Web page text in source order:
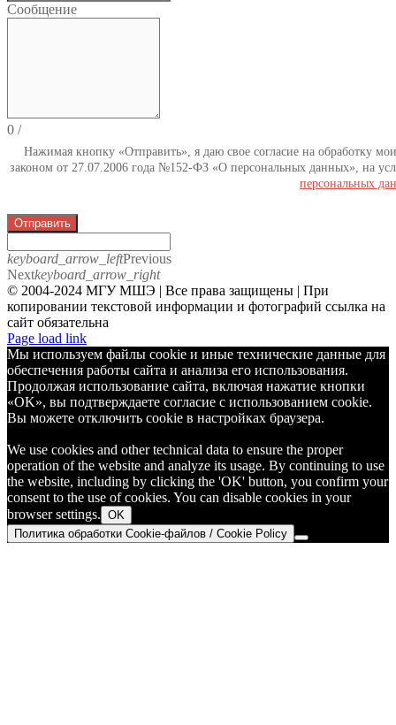
Сообщение
0 /
Нажимая кнопку «Отправить», я даю свое согласие на обработку
законом от 27.07.2006 года №152-ФЗ «О персональных данных», на
персональных
Отправить
keyboard_arrow_leftPrevious
Nextkeyboard_arrow_right
© 2004-2024 МГУ МШЭ | Все права защищены | При
копировании текстовой информации и фотографий ссылка на
сайт обязательна
Telegram
Page load link
Мы используем файлы cookie и иные технические данные для
обеспечения работы сайта и анализа его использования.
Продолжая использование сайта, включая нажатие кнопки
«OK», вы подтверждаете согласие с использованием cookie.
Вы можете отключить cookie в настройках браузера.
We use cookies and other technical data to ensure the proper
operation of the website and analyze its usage. By continuing to use
the website, including by clicking the 'OK' button, you confirm your
consent to the use of cookies. You can disable cookies in your
browser settings. OK
Политика обработки Cookie-файлов / Cookie Policy